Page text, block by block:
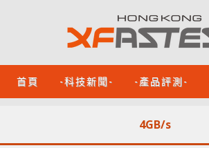
首頁 -科技新聞- -產品評測-
4GB/s